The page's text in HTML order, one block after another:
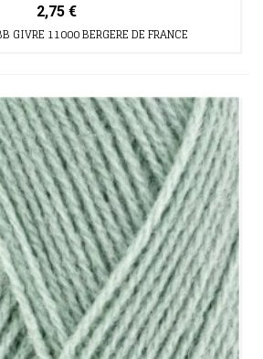
2,75 €
GIVRE 11000 BERGERE DE FRANCE